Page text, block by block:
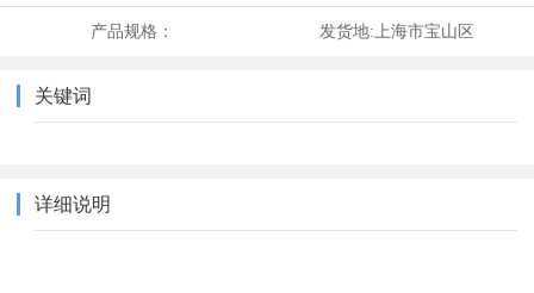
产品规格： 发货地: 上海市宝山区
关键词
详细说明